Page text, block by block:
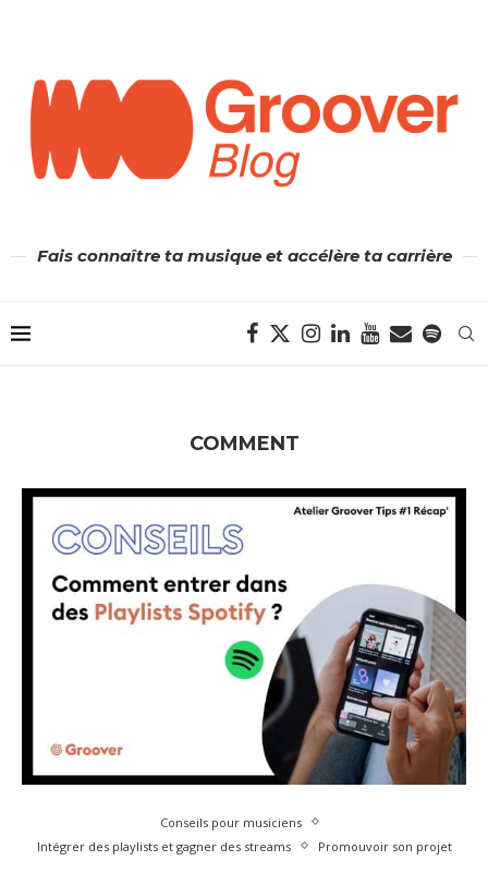
Fais connaître ta musique et accélère ta carrière
COMMENT
Conseils pour musiciens
Intégrer des playlists et gagner des streams
Promouvoir son projet